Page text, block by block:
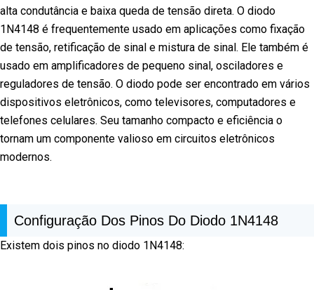
alta condutância e baixa queda de tensão direta. O diodo
1N4148 é frequentemente usado em aplicações como fixação
de tensão, retificação de sinal e mistura de sinal. Ele também é
usado em amplificadores de pequeno sinal, osciladores e
reguladores de tensão. O diodo pode ser encontrado em vários
dispositivos eletrônicos, como televisores, computadores e
telefones celulares. Seu tamanho compacto e eficiência o
tornam um componente valioso em circuitos eletrônicos
modernos.
Configuração Dos Pinos Do Diodo 1N4148
Existem dois pinos no diodo 1N4148: